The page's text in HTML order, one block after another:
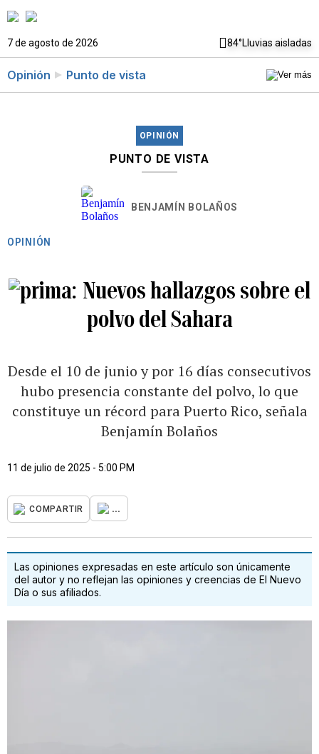
7 de agosto de 2026 84°Lluvias aisladas
Opinión Punto de vista
OPINIÓN
PUNTO DE VISTA
BENJAMÍN BOLAÑOS
OPINIÓN
Nuevos hallazgos sobre el
polvo del Sahara
Desde el 10 de junio y por 16 días consecutivos
hubo presencia constante del polvo, lo que
constituye un récord para Puerto Rico, señala
Benjamín Bolaños
11 de julio de 2025 - 5:00 PM
COMPARTIR ...
Las opiniones expresadas en este artículo son únicamente
del autor y no reflejan las opiniones y creencias de El Nuevo
Día o sus afiliados.